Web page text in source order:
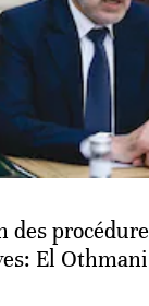
des
El Othmani